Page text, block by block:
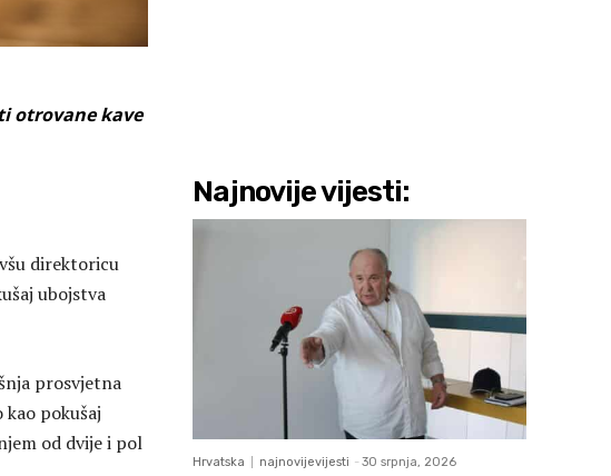
otrovane kave
direktoricu
ubojstva
prosvjetna
pokušaj
od dvije i pol
Najnovije vijesti:
Hrvatska najnovijevijesti - 30 srpnja, 2026